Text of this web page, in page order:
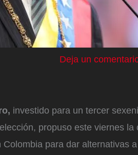
Deja un
investido para un tercer
propuso este viernes
Colombia para dar alternativas